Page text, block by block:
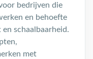
bedrijven die
en behoefte
schaalbaarheid.
met